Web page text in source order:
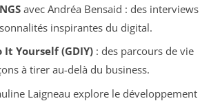
avec Andréa Bensaid : des interviews
inspirantes du digital.
Yourself (GDIY): des parcours de vie
à tirer au-delà du business.
Laigneau explore le développement